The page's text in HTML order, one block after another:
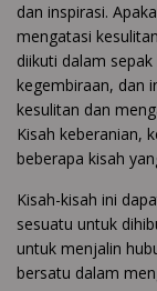
dan inspirasi.
mengatasi
diikuti dalam
kegembiraan, dan
kesulitan dan
Kisah keberanian,
beberapa kisah
Kisah-kisah ini
sesuatu untuk
untuk menjalin
bersatu dalam